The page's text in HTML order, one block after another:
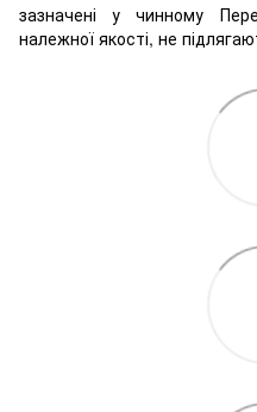
зазначені у чинному
належної якості, не